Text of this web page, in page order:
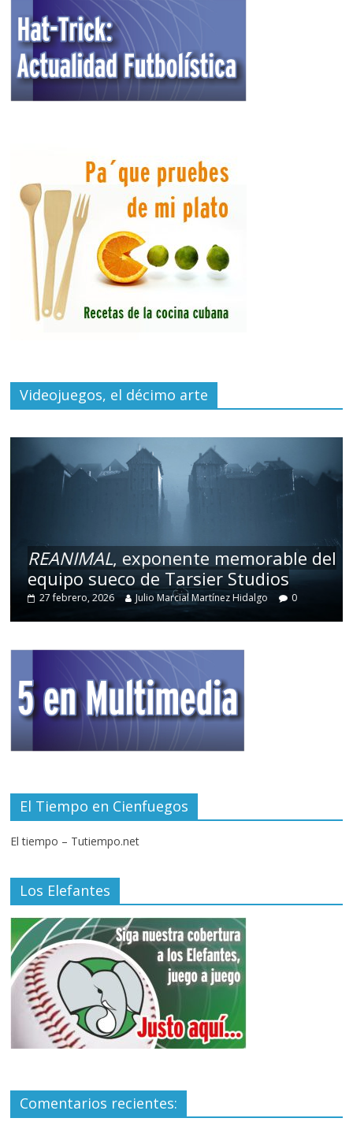
Videojuegos, el décimo arte
REANIMAL, exponente memorable del
equipo sueco de Tarsier Studios
27 febrero, 2026 Julio Marcial Martínez Hidalgo 0
El Tiempo en Cienfuegos
El tiempo – Tutiempo.net
Los Elefantes
Comentarios recientes: